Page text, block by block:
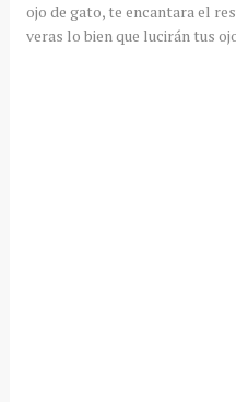
ojo de gato, te encantara el
veras lo bien que lucirán tus